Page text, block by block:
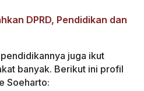
DPRD, Pendidikan dan
juga ikut
banyak. Berikut ini profil
Soeharto: